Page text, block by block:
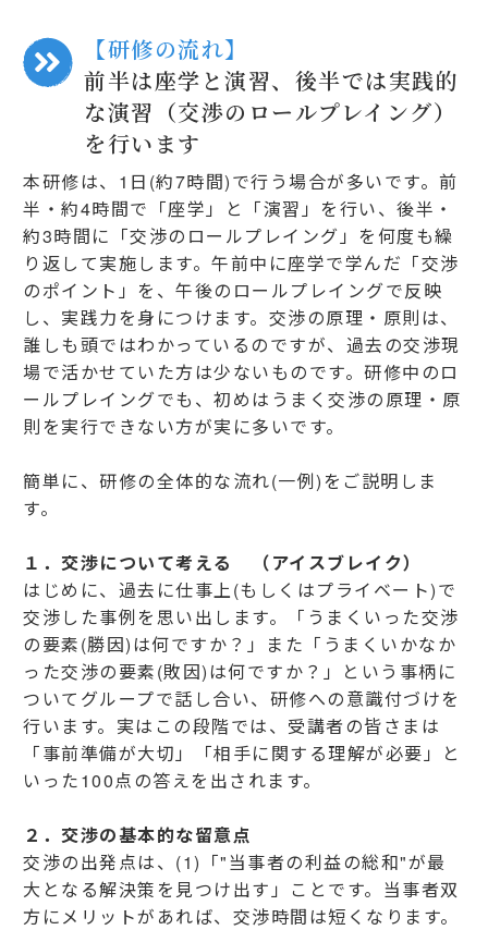
【研修の流れ】
前半は座学と演習、後半では実践的
な演習（交渉のロールプレイング）
を行います
本研修は、1日(約7時間)で行う場合が多いです。前
半・約4時間で「座学」と「演習」を行い、後半・
約3時間に「交渉のロールプレイング」を何度も繰
り返して実施します。午前中に座学で学んだ「交渉
のポイント」を、午後のロールプレイングで反映
し、実践力を身につけます。交渉の原理・原則は、
誰しも頭ではわかっているのですが、過去の交渉現
場で活かせていた方は少ないものです。研修中のロ
ールプレイングでも、初めはうまく交渉の原理・原
則を実行できない方が実に多いです。
簡単に、研修の全体的な流れ(一例)をご説明しま
す。
１．交渉について考える （アイスブレイク）
はじめに、過去に仕事上(もしくはプライベート)で
交渉した事例を思い出します。「うまくいった交渉
の要素(勝因)は何ですか？」また「うまくいかなか
った交渉の要素(敗因)は何ですか？」という事柄に
ついてグループで話し合い、研修への意識付づけを
行います。実はこの段階では、受講者の皆さまは
「事前準備が大切」「相手に関する理解が必要」と
いった100点の答えを出されます。
２．交渉の基本的な留意点
交渉の出発点は、(1)「"当事者の利益の総和"が最
大となる解決策を見つけ出す」ことです。当事者双
方にメリットがあれば、交渉時間は短くなります。